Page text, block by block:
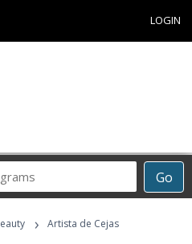
LOGIN
Go
› Artista de Cejas